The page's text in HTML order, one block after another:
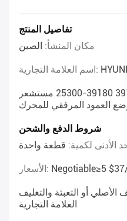
تفاصيل المنتج
مكان المنشأ: الصين
اسم العلامة التجارية:
3918025300 39180-25300 مستشعر
العمود المرفقي للمحرك
شروط الدفع والشحن
الأدنى لكمية: قطعة واحدة
الأسعار: Negotiable≥5
الأصلي أو التعبئة والتغليف
العلامة التجارية